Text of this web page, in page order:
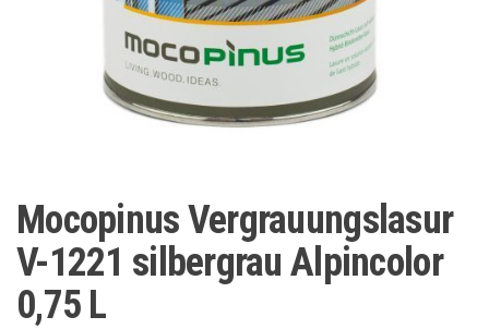
Mocopinus Vergrauungslasur
V-1221 silbergrau Alpincolor
0,75 L